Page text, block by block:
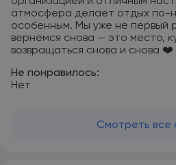
атмосфера делает отдых по-
особенным. Мы уже не первый
вернёмся снова — это место,
возвращаться снова и снова ❤️
Не понравилось:
Нет
Смотреть все